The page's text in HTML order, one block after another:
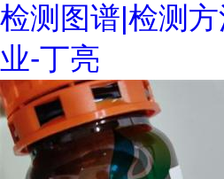
检测图谱|检测
业-丁亮